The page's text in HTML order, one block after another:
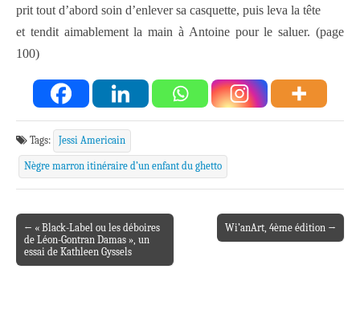
prit tout d’abord soin d’enlever sa casquette, puis leva la tête
et tendit aimablement la main à Antoine pour le saluer. (page
100)
Tags: Jessi Americain
Nègre marron itinéraire d’un enfant du ghetto
Post navigation
← « Black-Label ou les déboires
de Léon-Gontran Damas », un
essai de Kathleen Gyssels
Wi’anArt, 4ème édition →